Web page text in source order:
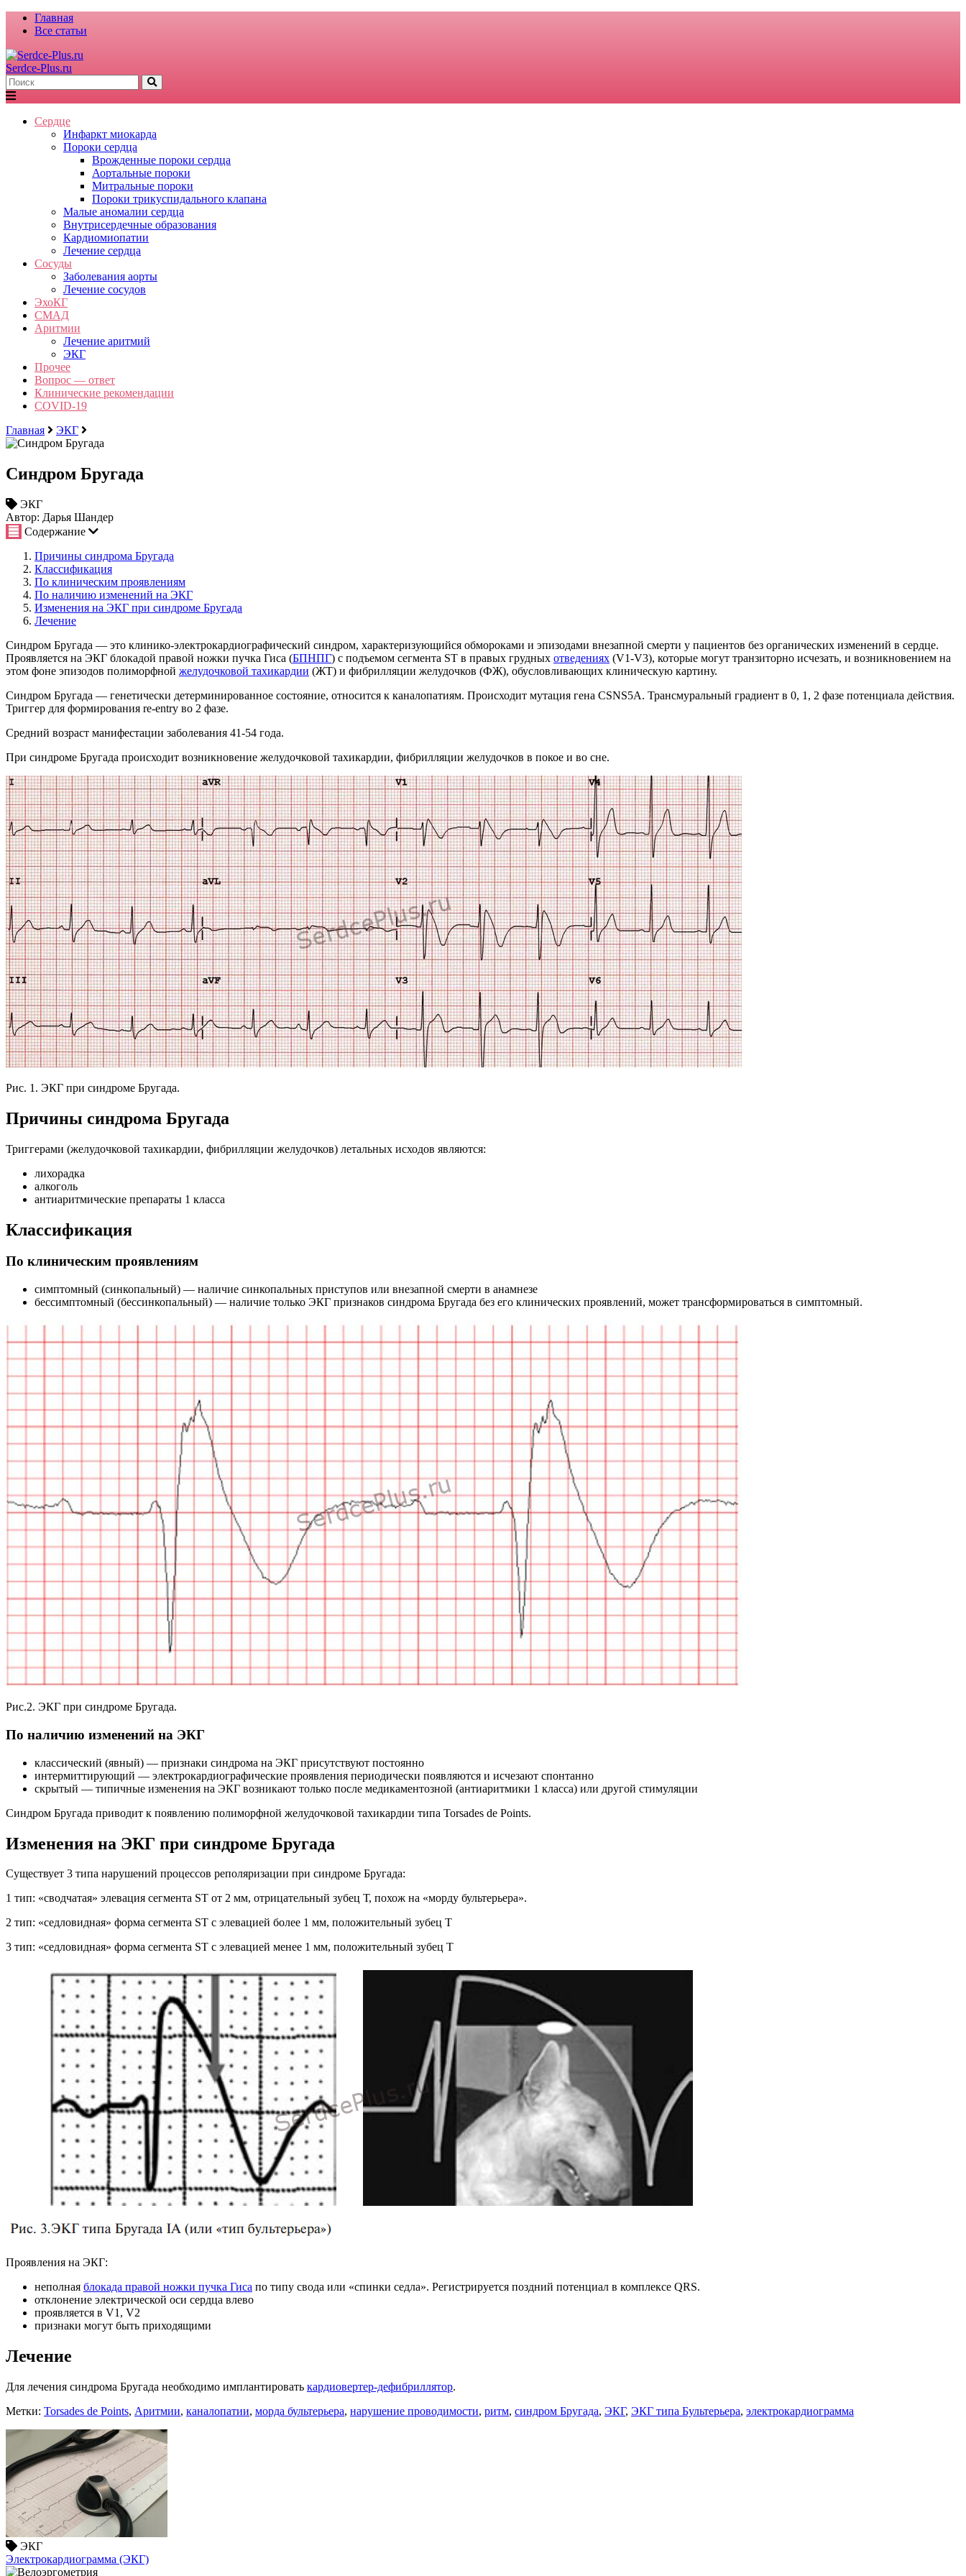
Главная
Все статьи
Serdce-Plus.ru
Сердце
Инфаркт миокарда
Пороки сердца
Врожденные пороки сердца
Аортальные пороки
Митральные пороки
Пороки трикуспидального клапана
Малые аномалии сердца
Внутрисердечные образования
Кардиомиопатии
Лечение сердца
Сосуды
Заболевания аорты
Лечение сосудов
ЭхоКГ
СМАД
Аритмии
Лечение аритмий
ЭКГ
Прочее
Вопрос — ответ
Клинические рекомендации
COVID-19
Главная
ЭКГ
Синдром Бругада
ЭКГ
Автор: Дарья Шандер
Содержание
Причины синдрома Бругада
Классификация
По клиническим проявлениям
По наличию изменений на ЭКГ
Изменения на ЭКГ при синдроме Бругада
Лечение
Синдром Бругада — это клинико-электрокардиографический синдром, характеризующийся обмороками и эпизодами внезапной смерти у пациентов без органических изменений в сердце.
Проявляется на ЭКГ блокадой правой ножки пучка Гиса (БПНПГ) с подъемом сегмента ST в правых грудных отведениях (V1-V3), которые могут транзиторно исчезать, и возникновением на
этом фоне эпизодов полиморфной желудочковой тахикардии (ЖТ) и фибрилляции желудочков (ФЖ), обусловливающих клиническую картину.
Синдром Бругада — генетически детерминированное состояние, относится к каналопатиям. Происходит мутация гена CSNS5A. Трансмуральный градиент в 0, 1, 2 фазе потенциала действия.
Триггер для формирования re-entry во 2 фазе.
Средний возраст манифестации заболевания 41-54 года.
При синдроме Бругада происходит возникновение желудочковой тахикардии, фибрилляции желудочков в покое и во сне.
Рис. 1. ЭКГ при синдроме Бругада.
Причины синдрома Бругада
Триггерами (желудочковой тахикардии, фибрилляции желудочков) летальных исходов являются:
лихорадка
алкоголь
антиаритмические препараты 1 класса
Классификация
По клиническим проявлениям
симптомный (синкопальный) — наличие синкопальных приступов или внезапной смерти в анамнезе
бессимптомный (бессинкопальный) — наличие только ЭКГ признаков синдрома Бругада без его клинических проявлений, может трансформироваться в симптомный.
Рис.2. ЭКГ при синдроме Бругада.
По наличию изменений на ЭКГ
классический (явный) — признаки синдрома на ЭКГ присутствуют постоянно
интермиттирующий — электрокардиографические проявления периодически появляются и исчезают спонтанно
скрытый — типичные изменения на ЭКГ возникают только после медикаментозной (антиаритмики 1 класса) или другой стимуляции
Синдром Бругада приводит к появлению полиморфной желудочковой тахикардии типа Torsades de Points.
Изменения на ЭКГ при синдроме Бругада
Существует 3 типа нарушений процессов реполяризации при синдроме Бругада:
1 тип: «сводчатая» элевация сегмента ST от 2 мм, отрицательный зубец Т, похож на «морду бультерьера».
2 тип: «седловидная» форма сегмента ST с элевацией более 1 мм, положительный зубец Т
3 тип: «седловидная» форма сегмента ST с элевацией менее 1 мм, положительный зубец Т
Проявления на ЭКГ:
неполная блокада правой ножки пучка Гиса по типу свода или «спинки седла». Регистрируется поздний потенциал в комплексе QRS.
отклонение электрической оси сердца влево
проявляется в V1, V2
признаки могут быть приходящими
Лечение
Для лечения синдрома Бругада необходимо имплантировать кардиовертер-дефибриллятор.
Метки: Torsades de Points, Аритмии, каналопатии, морда бультерьера, нарушение проводимости, ритм, синдром Бругада, ЭКГ, ЭКГ типа Бультерьера, электрокардиограмма
ЭКГ
Электрокардиограмма (ЭКГ)